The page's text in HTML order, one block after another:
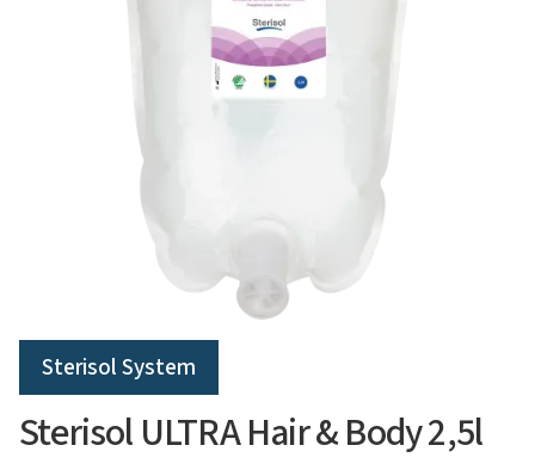
Sterisol System
Sterisol ULTRA Hair & Body 2,5l